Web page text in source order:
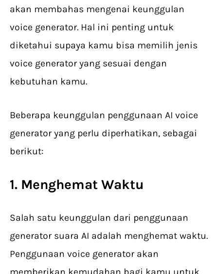
akan membahas mengenai keunggulan
voice generator. Hal ini penting untuk
diketahui supaya kamu bisa memilih jenis
voice generator yang sesuai dengan
kebutuhan kamu.
Beberapa keunggulan penggunaan AI voice
generator yang perlu diperhatikan, sebagai
berikut:
1. Menghemat Waktu
Salah satu keunggulan dari penggunaan
generator suara AI adalah menghemat waktu.
Penggunaan voice generator akan
memberikan kemudahan bagi kamu untuk